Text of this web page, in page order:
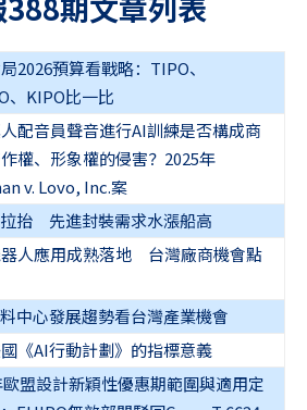
2026預算看戰略：TIPO、
、KIPO比一比
配音員聲音進行AI訓練是否構成商
權、形象權的侵害？2025年
v. Lovo, Inc.案
抬 先進封裝需求水漲船高
器人應用成熟落地 台灣廠商機會點
中心發展趨勢看台灣產業機會
《AI行動計劃》的指標意義
歐盟設計新穎性優惠期範圍與適用定